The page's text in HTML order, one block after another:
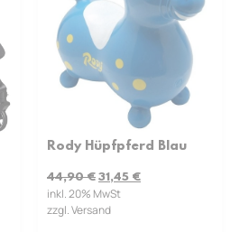
Rody Hüpfpferd Blau
44,90€ 31,45 €
inkl. 20% MwSt
zzgl. Versand